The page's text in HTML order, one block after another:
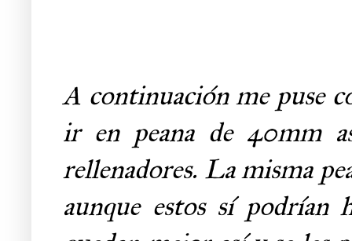
A continuación me puse
ir en peana de 40mm
rellenadores. La misma
aunque estos sí podrían